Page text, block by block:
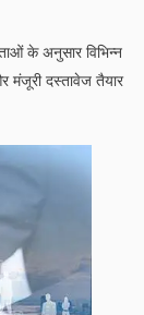
के अनुसार विभिन्न
मंजूरी दस्तावेज तैयार